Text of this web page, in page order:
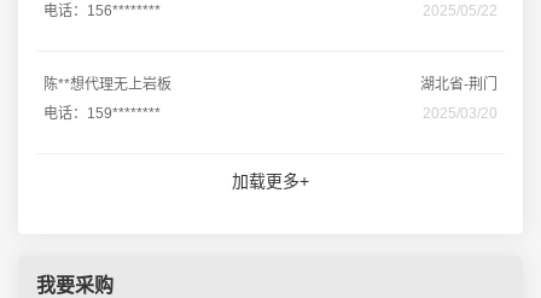
电话：156********
2025/05/22
陈**想代理无上岩板
湖北省-荆门
电话：159********
2025/03/20
加载更多+
我要采购